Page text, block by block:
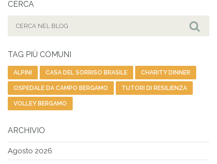
CERCA
TAG PIÙ COMUNI
ALPINI CASA DEL SORRISO BRASILE CHARITY DINNER
OSPEDALE DA CAMPO BERGAMO TUTORI DI RESILIENZA
VOLLEY BERGAMO
ARCHIVIO
Agosto 2026